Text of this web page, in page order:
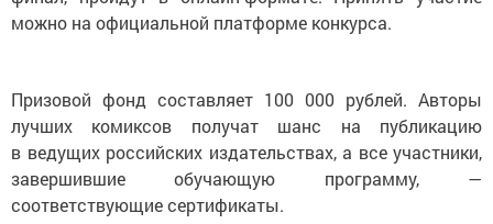
можно на официальной платформе конкурса.
Призовой фонд составляет 100 000 рублей. Авторы
лучших комиксов получат шанс на публикацию
в ведущих российских издательствах, а все участники,
завершившие обучающую программу, —
соответствующие сертификаты.